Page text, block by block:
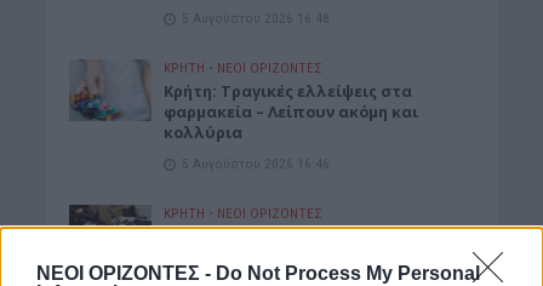
ΝΕΟΙ ΟΡΙΖΟΝΤΕΣ - Do Not Process My Personal
5 Αυγούστου 2026 16:48
ΚΡΗΤΗ • ΝΕΟΙ ΟΡΙΖΟΝΤΕΣ
Κρήτη: Τραγικές ελλείψεις στα
φαρμακεία – Λείπουν ακόμη και
κολλύρια
5 Αυγούστου 2026 16:46
ΚΡΗΤΗ • ΝΕΟΙ ΟΡΙΖΟΝΤΕΣ
– Αγωνία για τις νέες ροές